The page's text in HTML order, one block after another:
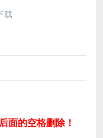
载
面的空格删除！